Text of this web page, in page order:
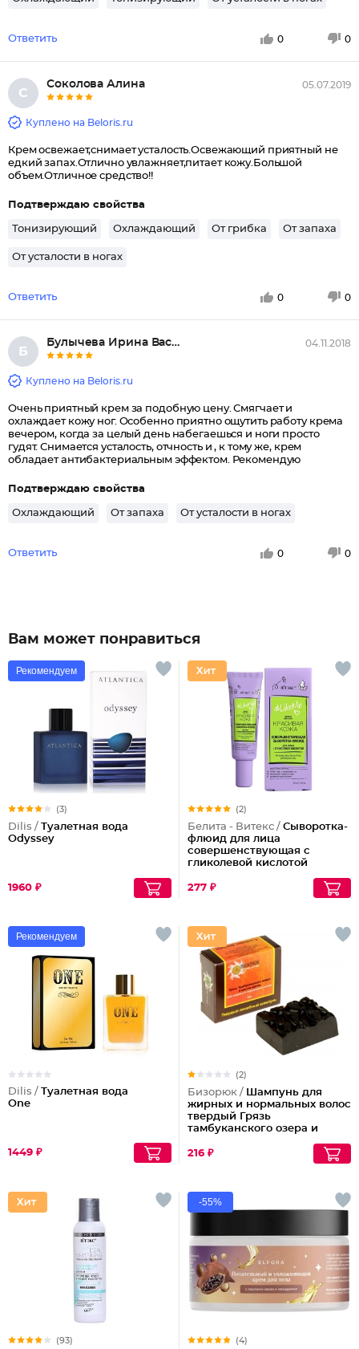
Ответить 0 0
С
Соколова Алина 05.07.2019
Куплено на Beloris.ru
Крем освежает,снимает усталость.Освежающий приятный не
едкий запах.Отлично увлажняет,питает кожу.Большой
объем.Отличное средство!!
Подтверждаю свойства
Тонизирующий Охлаждающий От грибка От запаха
От усталости в ногах
Ответить 0 0
Б
Булычева Ирина Васильевна 04.11.2018
Куплено на Beloris.ru
Очень приятный крем за подобную цену. Смягчает и
охлаждает кожу ног. Особенно приятно ощутить работу крема
вечером, когда за целый день набегаешься и ноги просто
гудят. Снимается усталость, отчность и , к тому же, крем
обладает антибактериальным эффектом. Рекомендую
Подтверждаю свойства
Охлаждающий От запаха От усталости в ногах
Ответить 0 0
Вам может понравиться
Рекомендуем
(3)
Dilis / Туалетная вода
Odyssey
1960 ₽
(2)
Белита - Витекс / Сыворотка-
флюид для лица
совершенствующая с
гликолевой кислотой
277 ₽
Рекомендуем
Dilis / Туалетная вода
One
1449 ₽
(2)
Бизорюк / Шампунь для
жирных и нормальных волос
твердый Грязь
тамбуканского озера и
216 ₽
(93)
-55%
(4)